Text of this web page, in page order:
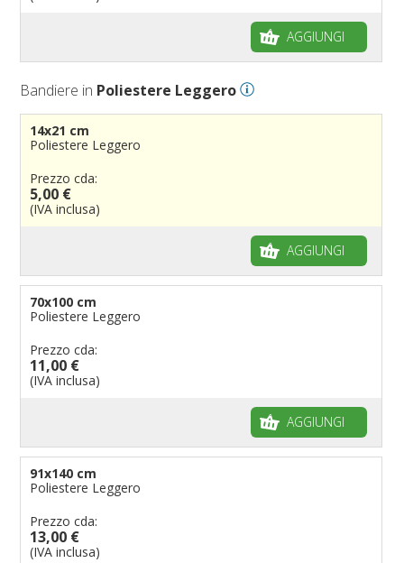
AGGIUNGI
Bandiere in Poliestere Leggero
14x21 cm
Poliestere Leggero
Prezzo cda:
5,00 €
(IVA inclusa)
AGGIUNGI
70x100 cm
Poliestere Leggero
Prezzo cda:
11,00 €
(IVA inclusa)
AGGIUNGI
91x140 cm
Poliestere Leggero
Prezzo cda:
13,00 €
(IVA inclusa)